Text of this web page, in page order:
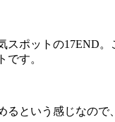
スポットの17END
です。
という感じなので